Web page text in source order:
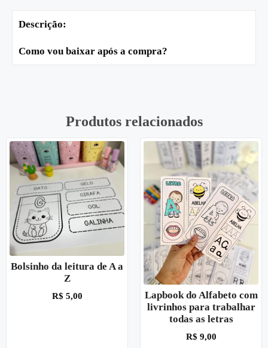
Descrição:
Como vou baixar após a compra?
Produtos relacionados
Bolsinho da leitura de A a
Z
R$ 5,00
Lapbook do Alfabeto com
livrinhos para trabalhar
todas as letras
R$ 9,00